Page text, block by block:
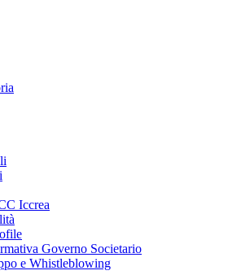
Iccrea
Governo Societario
e Whistleblowing